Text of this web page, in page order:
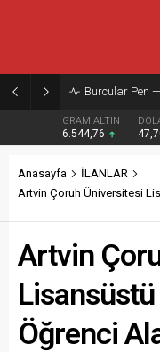
Burcular Pen
GRAM ALTIN
6.544,76
Anasayfa
İLANLAR
Artvin Çoruh Üniversitesi
Artvin
Öğrenci